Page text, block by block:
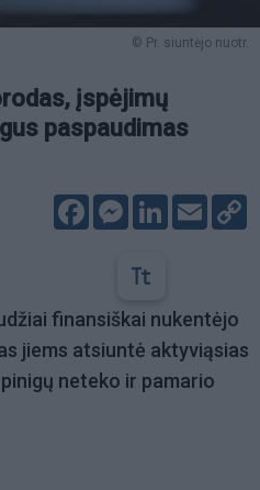
© Pr. siuntėjo nuotr.
įspėjimų
paspaudimas
FacebookMessenger
LinkedIn
Email
finansiškai nukentėjo
jiems atsiuntė aktyviąsias
neteko ir pamario